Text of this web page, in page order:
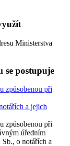
Ministerstva
se postupuje
způsobenou při
a jejich
způsobenou při
úředním
o notářích a